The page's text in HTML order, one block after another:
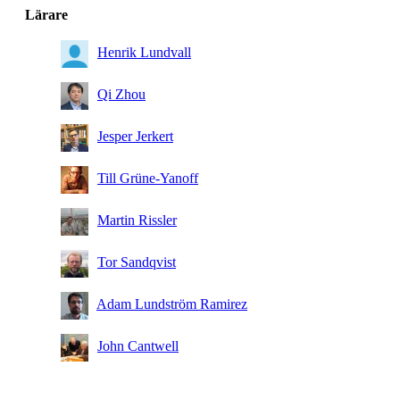
Lärare
Henrik Lundvall
Qi Zhou
Jesper Jerkert
Till Grüne-Yanoff
Martin Rissler
Tor Sandqvist
Adam Lundström Ramirez
John Cantwell